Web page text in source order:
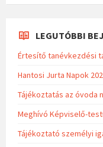
LEGUTÓBBI
Értesítő tanévkezdési
Hantosi Jurta Napok
Tájékoztatás az óvoda
Meghívó Képviselő-
Tájékoztató személyi